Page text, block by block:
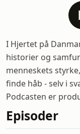
I Hjertet på
historier og
menneskets
finde håb - selv i
Podcasten er
Episoder